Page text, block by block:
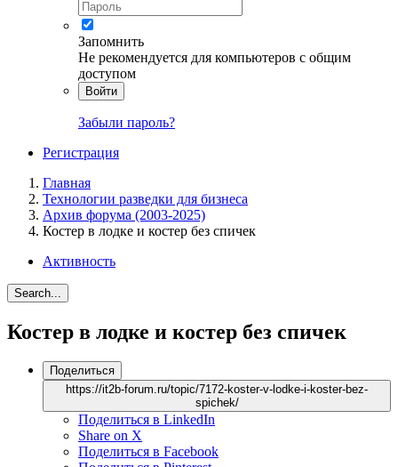
Запомнить
Не рекомендуется для компьютеров с общим
доступом
Войти
Забыли пароль?
Регистрация
Главная
Технологии разведки для бизнеса
Архив форума (2003-2025)
Костер в лодке и костер без спичек
Активность
Search...
Костер в лодке и костер без спичек
Поделиться
https://it2b-forum.ru/topic/7172-koster-v-lodke-i-koster-bez-
spichek/
Поделиться в LinkedIn
Share on X
Поделиться в Facebook